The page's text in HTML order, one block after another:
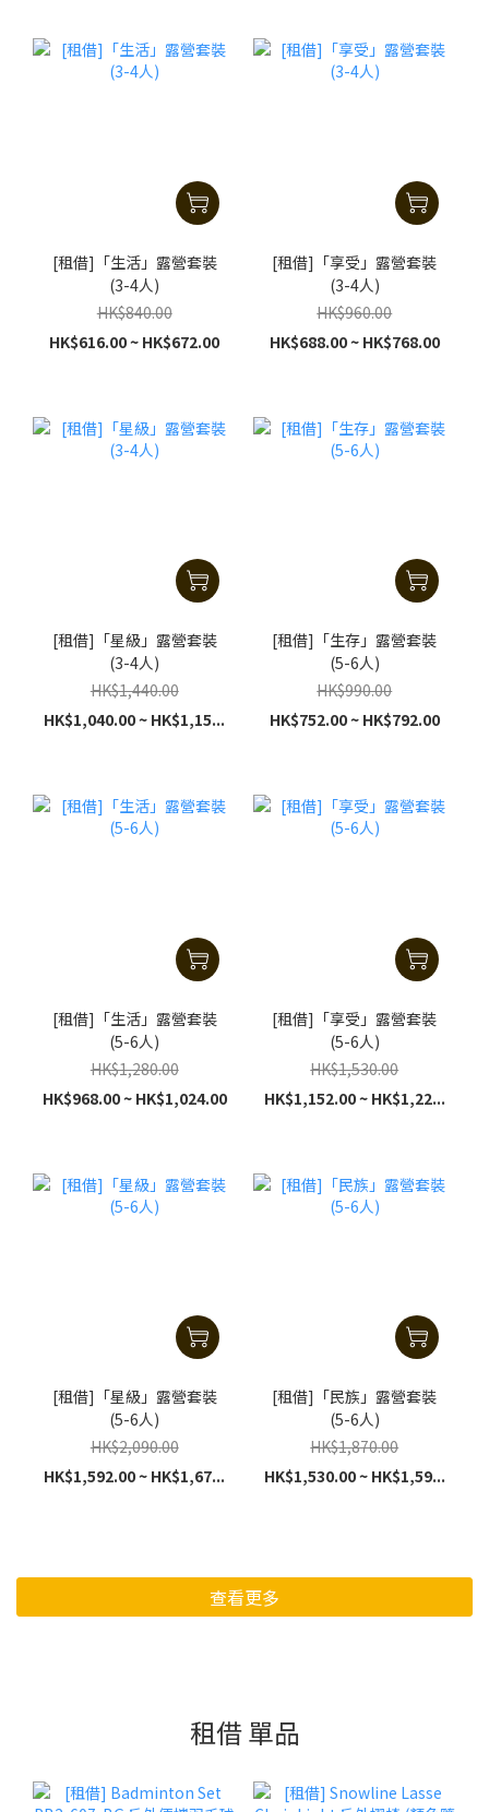
[租借]「生活」露營套裝
(3-4人)
HK$840.00
HK$616.00 ~ HK$672.00
[租借]「享受」露營套裝
(3-4人)
HK$960.00
HK$688.00 ~ HK$768.00
[租借]「星級」露營套裝
(3-4人)
HK$1,440.00
HK$1,040.00 ~ HK$1,15...
[租借]「生存」露營套裝
(5-6人)
HK$990.00
HK$752.00 ~ HK$792.00
[租借]「生活」露營套裝
(5-6人)
HK$1,280.00
HK$968.00 ~ HK$1,024.00
[租借]「享受」露營套裝
(5-6人)
HK$1,530.00
HK$1,152.00 ~ HK$1,22...
[租借]「星級」露營套裝
(5-6人)
HK$2,090.00
HK$1,592.00 ~ HK$1,67...
[租借]「民族」露營套裝
(5-6人)
HK$1,870.00
HK$1,530.00 ~ HK$1,59...
查看更多
租借 單品